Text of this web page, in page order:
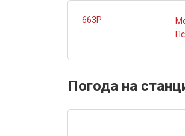
663Р
Погода на